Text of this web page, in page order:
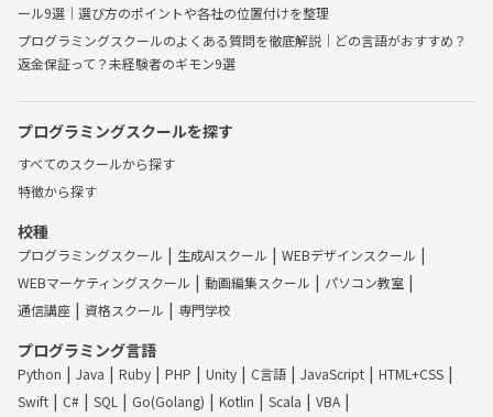
ール9選｜選び方のポイントや各社の位置付けを整理
プログラミングスクールのよくある質問を徹底解説｜どの言語がおすすめ？
返金保証って？未経験者のギモン9選
プログラミングスクールを探す
すべてのスクールから探す
特徴から探す
校種
プログラミングスクール 生成AIスクール
WEBデザインスクール
WEBマーケティングスクール
動画編集スクール
パソコン教室
通信講座
資格スクール 専門学校
プログラミング言語
Python Java Ruby PHP Unity C言語 JavaScript
HTML+CSS
Swift
C# SQL Go(Golang) Kotlin Scala
VBA